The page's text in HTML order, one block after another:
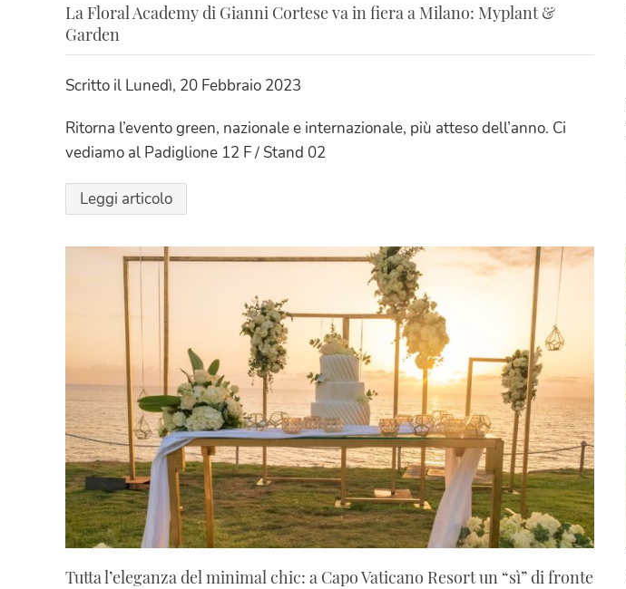
La Floral Academy di Gianni Cortese va in fiera a Milano: Myplant &
Garden
Scritto il Lunedì, 20 Febbraio 2023
Ritorna l’evento green, nazionale e internazionale, più atteso dell’anno. Ci
vediamo al Padiglione 12 F / Stand 02
Leggi articolo
Tutta l’eleganza del minimal chic: a Capo Vaticano Resort un “sì” di fronte